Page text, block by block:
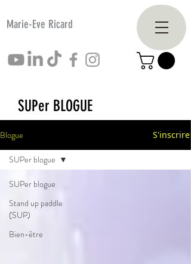
Marie-Eve Ricard
SUPer BLOGUE
Blogue S'inscrire
SUPer blogue
Stand up paddle
(SUP)
Bien-être
SUPer blogue